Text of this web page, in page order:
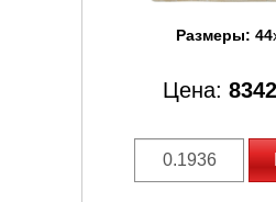
Размеры: 44
Цена: 8342